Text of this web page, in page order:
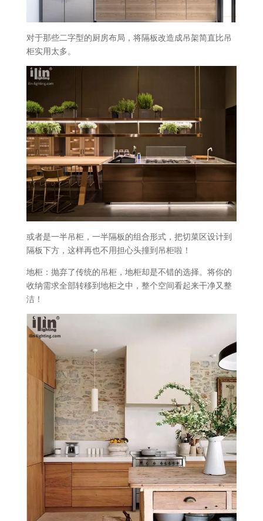
对于那些二字型的厨房布局，将隔板改造成吊架简直比吊
柜实用太多。
或者是一半吊柜，一半隔板的组合形式，把切菜区设计到
隔板下方，这样再也不用担心头撞到吊柜啦！
地柜：抛弃了传统的吊柜，地柜却是不错的选择。将你的
收纳需求全部转移到地柜之中，整个空间看起来干净又整
洁！